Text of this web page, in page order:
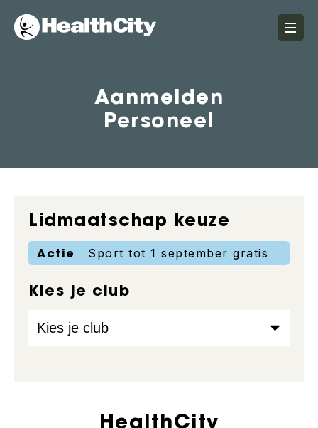
Aanmelden
Personeel
Lidmaatschap keuze
Actie Sport tot 1 september gratis
Kies je club
HealthCity